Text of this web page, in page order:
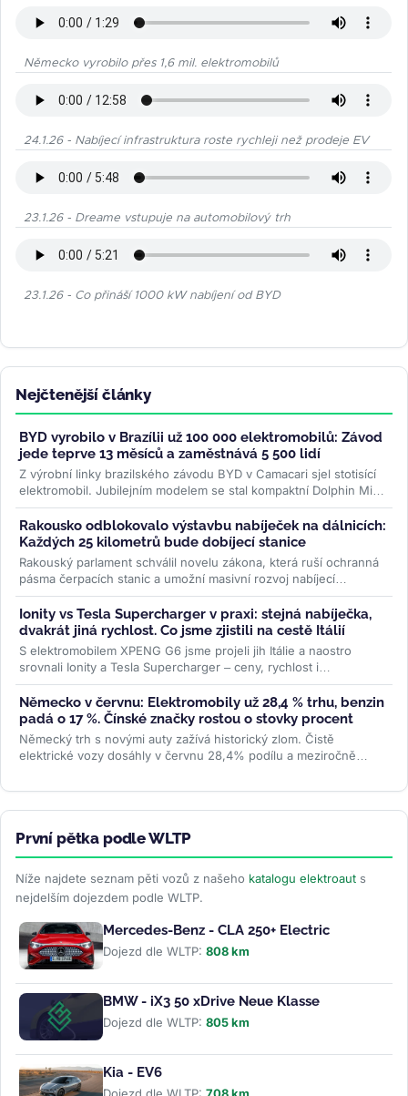
Německo vyrobilo přes 1,6 mil. elektromobilů
24.1.26 - Nabíjecí infrastruktura roste rychleji než prodeje EV
23.1.26 - Dreame vstupuje na automobilový trh
23.1.26 - Co přináší 1000 kW nabíjení od BYD
Nejčtenější články
BYD vyrobilo v Brazílii už 100 000 elektromobilů: Závod
jede teprve 13 měsíců a zaměstnává 5 500 lidí
Z výrobní linky brazilského závodu BYD v Camacari sjel stotisící
elektromobil. Jubilejním modelem se stal kompaktní Dolphin Mini
a...>>
Rakousko odblokovalo výstavbu nabíječek na dálnicích:
Každých 25 kilometrů bude dobíjecí stanice
Rakouský parlament schválil novelu zákona, která ruší ochranná
pásma čerpacích stanic a umožní masivní rozvoj nabíjecí
infrastruktury....>>
Ionity vs Tesla Supercharger v praxi: stejná nabíječka,
dvakrát jiná rychlost. Co jsme zjistili na cestě Itálií
S elektromobilem XPENG G6 jsme projeli jih Itálie a naostro
srovnali Ionity a Tesla Supercharger – ceny, rychlost i
spolehlivost. Na stejné...>>
Německo v červnu: Elektromobily už 28,4 % trhu, benzin
padá o 17 %. Čínské značky rostou o stovky procent
Německý trh s novými auty zažívá historický zlom. Čistě
elektrické vozy dosáhly v červnu 28,4% podílu a meziročně
První pětka podle WLTP
Níže najdete seznam pěti vozů z našeho katalogu elektroaut s
nejdelším dojezdem podle WLTP.
Mercedes-Benz - CLA 250+ Electric
Dojezd dle WLTP: 808 km
BMW - iX3 50 xDrive Neue Klasse
Dojezd dle WLTP: 805 km
Kia - EV6